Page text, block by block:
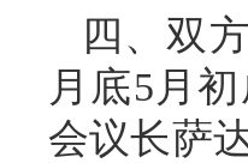
四、双
月底5月
会议长萨